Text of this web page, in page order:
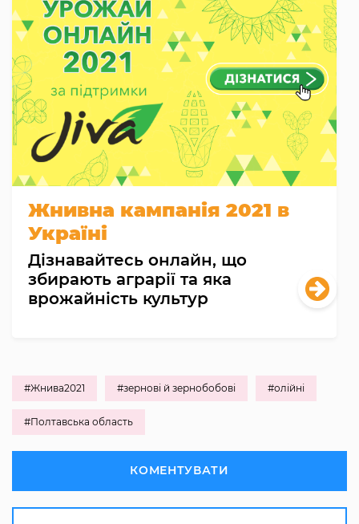
Жнивна кампанія 2021 в
Україні
Дізнавайтесь онлайн, що
збирають аграрії та яка
врожайність культур
#Жнива2021 #зернові й зернобобові #олійні
#Полтавська область
КОМЕНТУВАТИ